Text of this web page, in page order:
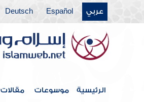
عربي Español
Deutsch
الرئيسية موسوعات مقالات
كتاب اللقطة
كتاب اللقيط
كتاب الجعالة
كتاب الفرائض